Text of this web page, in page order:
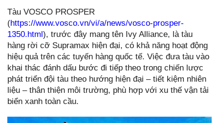
Tàu VOSCO PROSPER
(https://www.vosco.vn/vi/a/news/vosco-prosper-
1350.html), trước đây mang tên Ivy Alliance, là tàu
hàng rời cỡ Supramax hiện đại, có khả năng hoạt động
hiệu quả trên các tuyến hàng quốc tế. Việc đưa tàu vào
khai thác đánh dấu bước đi tiếp theo trong chiến lược
phát triển đội tàu theo hướng hiện đại – tiết kiệm nhiên
liệu – thân thiện môi trường, phù hợp với xu thế vận tải
biển xanh toàn cầu.